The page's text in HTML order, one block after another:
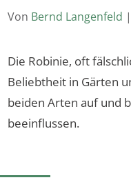
Von Bernd Langenfeld |
Die Robinie, oft
Beliebtheit in Gärten
beiden Arten auf und
beeinflussen.